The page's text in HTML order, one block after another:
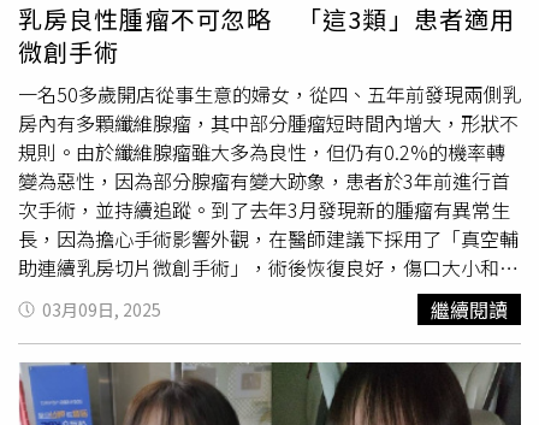
居家生活化的互動體驗，強化民眾的健康危機意識。現場參
與體驗並完成挑戰，即可玩大型轉蛋機，人人都可以帶走精
美禮物。汝安診所現場提供預約篩檢服務，鼓勵民眾維持
年1次乳房定期篩檢。佐登妮絲集團長期致力關懷女性議
題，以行動落實推動乳癌防治宣導，呼籲大眾預防勝於治
療，維持健康好生活。佐登妮絲集團推2大公益行動，響應
乳癌防治推廣全民健康（圖左，佐登妮絲集團執行長陳佳
琦）（圖／佐登妮絲集團提供）【佐登妮絲集團公益活動資
訊】【為愛常跑－公益線上路跑】l 活動時間：即日起
~2025/5/15(四)l 成績公布：2025/5/16(五)12:00l 分為
「全民健康跑」免費報名、參賽就獲得保濕導入課程乙堂，
完賽獎則是數位完賽證明。l 「粉紅絲帶跑」報名費400
元，參賽獲得粉紅絲帶飲料提袋+編織手機掛繩，完賽(達到
12萬步)送公益夥伴品牌禮包，內含全真瑜珈團體課 2 堂、
曼黛瑪璉商品折價券 $300、赫本健康塑身衣商品折價券
乳房良性腫瘤不可忽略 「這3類」患者適用
微創手術
一名50多歲開店從事生意的婦女，從四、五年前發現兩側乳
房內有多顆纖維腺瘤，其中部分腫瘤短時間內增大，形狀不
規則。由於纖維腺瘤雖大多為良性，但仍有0.2%的機率轉
變為惡性，因為部分腺瘤有變大跡象，患者於3年前進行首
次手術，並持續追蹤。到了去年3月發現新的腫瘤有異常生
長，因為擔心手術影響外觀，在醫師建議下採用了「真空輔
助連續乳房切片微創手術」，術後恢復良好，傷口大小和3
年前的傳統手術相比，差了有10倍左右，後續持續追蹤中。
忽略「乳房腫瘤」定期追蹤 轉變成惡性率約16%恩主公
醫院乳房外科主任黃星華表示，乳房腫瘤不等於癌症，不少
女性朋友在健康檢查時發現乳房有纖維腺瘤、囊腫等良性腫
瘤，認為沒有健康威脅，而忽略了定期追蹤的重要性，乳房
03月09日, 2025 繼續閱讀